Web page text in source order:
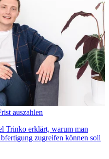
auszahlen
Trinko erklärt, warum man
zugreifen können soll